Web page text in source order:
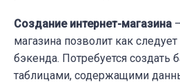
Создание интернет-магазина
магазина позволит как
бэкенда. Потребуется создать
таблицами, содержащими